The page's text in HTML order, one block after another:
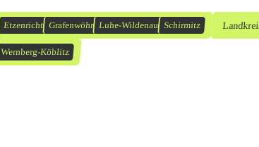
Etzenricht Grafenwöhr Luhe-Wildenau Schirmitz
Wernberg-Köblitz